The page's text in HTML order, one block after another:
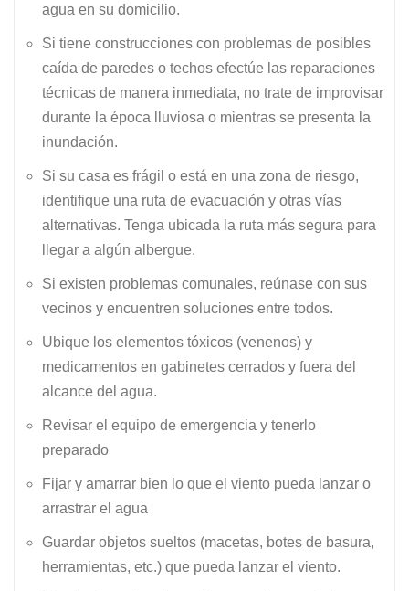
agua en su domicilio.
Si tiene construcciones con problemas de posibles
caída de paredes o techos efectúe las reparaciones
técnicas de manera inmediata, no trate de improvisar
durante la época lluviosa o mientras se presenta la
inundación.
Si su casa es frágil o está en una zona de riesgo,
identifique una ruta de evacuación y otras vías
alternativas. Tenga ubicada la ruta más segura para
llegar a algún albergue.
Si existen problemas comunales, reúnase con sus
vecinos y encuentren soluciones entre todos.
Ubique los elementos tóxicos (venenos) y
medicamentos en gabinetes cerrados y fuera del
alcance del agua.
Revisar el equipo de emergencia y tenerlo
preparado
Fijar y amarrar bien lo que el viento pueda lanzar o
arrastrar el agua
Guardar objetos sueltos (macetas, botes de basura,
herramientas, etc.) que pueda lanzar el viento.